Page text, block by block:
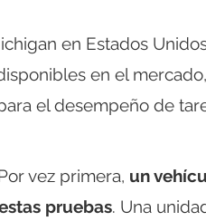
en Estados
en el mercado,
el desempeño de
vez primera, un
pruebas. Una